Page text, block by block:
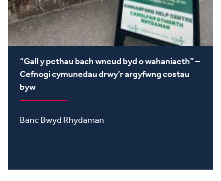
“Gall y pethau bach wneud byd o wahaniaeth” –
Cefnogi cymunedau drwy’r argyfwng costau
byw
Banc Bwyd Rhydaman